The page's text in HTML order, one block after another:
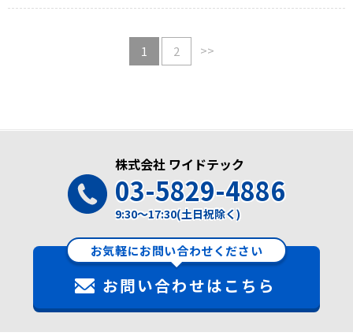
1 2 >>
株式会社 ワイドテック
03-5829-4886
9:30～17:30(土日祝除く)
お気軽にお問い合わせください
お問い合わせはこちら